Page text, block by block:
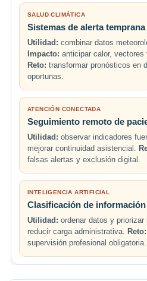
SALUD CLIMÁTICA
Sistemas de alerta temprana
Utilidad: combinar datos
Impacto: anticipar calor, vectores
Reto: transformar pronósticos en
oportunas.
ATENCIÓN CONECTADA
Seguimiento remoto de
Utilidad: observar indicadores
mejorar continuidad asistencial.
falsas alertas y exclusión digital.
INTELIGENCIA ARTIFICIAL
Clasificación de
Utilidad: ordenar datos y priorizar
reducir carga administrativa. Reto:
supervisión profesional obligatoria.